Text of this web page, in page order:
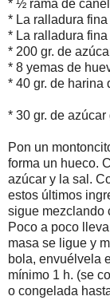
* ½ rama de
* La ralladura
* La ralladura
* 200 gr. de
* 8 yemas de
* 40 gr. de harina
* 30 gr. de
Pon un
forma un hueco.
azúcar y la sal.
estos últimos
sigue mezclando
Poco a poco
masa se ligue y
bola, envuélvela
mínimo 1 h. (se
o congelada